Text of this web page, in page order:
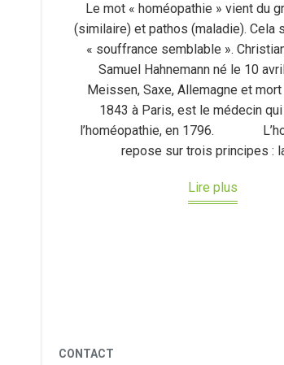
Le mot « homéopathie » vient du
(similaire) et pathos (maladie). Cela
« souffrance semblable ».
Samuel Hahnemann né le 10
Meissen, Saxe, Allemagne et
1843 à Paris, est le médecin
l’homéopathie, en 1796.
repose sur trois principes :
Lire plus
CONTACT